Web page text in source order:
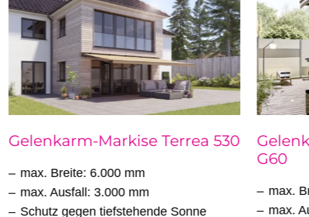
Gelenkarm-Markise Terrea 530
max. Breite: 6.000 mm
max. Ausfall: 3.000 mm
Schutz gegen tiefstehende Sonne
G60
max.
max.